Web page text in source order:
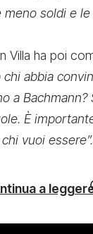
soldi e
Villa ha poi
chi abbia
a
È
vuoi essere”.
a